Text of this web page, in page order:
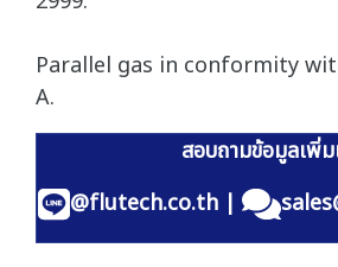
Parallel gas in conformity
A.
สอบถามข้อมูลเพิ่
@flutech.co.th|